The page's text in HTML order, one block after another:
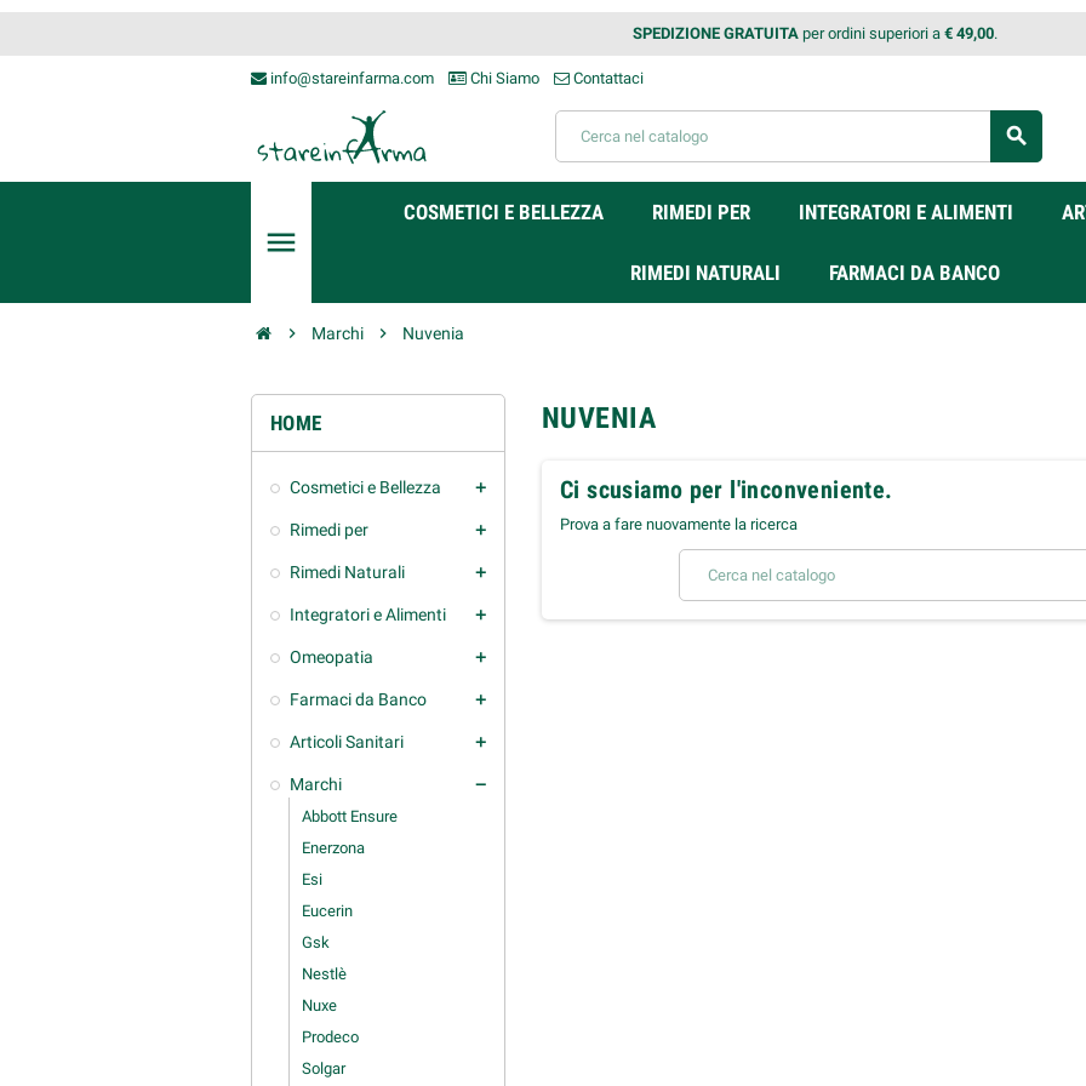
SPEDIZIONE GRATUITAper ordini superiori a € 49,00.
info@stareinfarma.com Chi Siamo Contattaci
search
menu
COSMETICI E BELLEZZA RIMEDI PER INTEGRATORI E ALIMENTI
RIMEDI NATURALI FARMACI DA BANCO
chevron_right Marchi chevron_right Nuvenia
HOME
Cosmetici e Bellezza add
Rimedi per add
Rimedi Naturali add
Integratori e Alimenti add
Omeopatia add
Farmaci da Banco add
Articoli Sanitari add
Marchi remove
Abbott Ensure
Enerzona
Esi
Eucerin
Gsk
Nestlè
Nuxe
Prodeco
Solgar
NUVENIA
Ci scusiamo per l'inconveniente.
Prova a fare nuovamente la ricerca